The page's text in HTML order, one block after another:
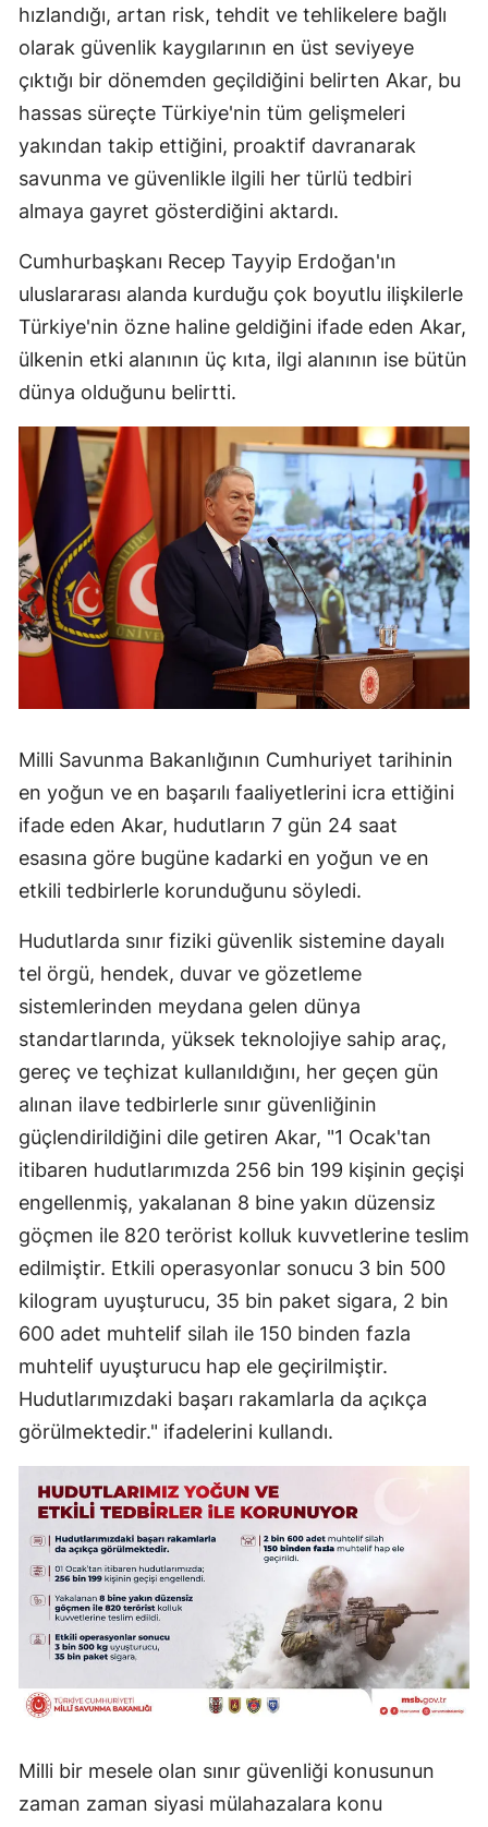
Eskişehir
Gaziantep
Giresun
Gümüşhane
Hakkari
Hatay
İstanbul
İzmir
Kars
Kastamonu
Kayseri
Kırklareli
Kırşehir
Kocaeli
Konya
Kütahya
Malatya
Manisa
Kahramanmaraş
Mardin
Muş
Nevşehir
Niğde
Ordu
Sakarya
Samsun
Sinop
Sivas
Tekirdağ
Tokat
Trabzon
Tunceli
Uşak
hızlandığı, artan risk, tehdit ve tehlikelere bağlı
olarak güvenlik kaygılarının en üst seviyeye
çıktığı bir dönemden geçildiğini belirten Akar, bu
hassas süreçte Türkiye'nin tüm gelişmeleri
yakından takip ettiğini, proaktif davranarak
savunma ve güvenlikle ilgili her türlü tedbiri
almaya gayret gösterdiğini aktardı.
Cumhurbaşkanı Recep Tayyip Erdoğan'ın
uluslararası alanda kurduğu çok boyutlu ilişkilerle
Türkiye'nin özne haline geldiğini ifade eden Akar,
ülkenin etki alanının üç kıta, ilgi alanının ise bütün
dünya olduğunu belirtti.
Milli Savunma Bakanlığının Cumhuriyet tarihinin
en yoğun ve en başarılı faaliyetlerini icra ettiğini
ifade eden Akar, hudutların 7 gün 24 saat
esasına göre bugüne kadarki en yoğun ve en
etkili tedbirlerle korunduğunu söyledi.
Hudutlarda sınır fiziki güvenlik sistemine dayalı
tel örgü, hendek, duvar ve gözetleme
sistemlerinden meydana gelen dünya
standartlarında, yüksek teknolojiye sahip araç,
gereç ve teçhizat kullanıldığını, her geçen gün
alınan ilave tedbirlerle sınır güvenliğinin
güçlendirildiğini dile getiren Akar, "1 Ocak'tan
itibaren hudutlarımızda 256 bin 199 kişinin geçişi
engellenmiş, yakalanan 8 bine yakın düzensiz
göçmen ile 820 terörist kolluk kuvvetlerine teslim
edilmiştir. Etkili operasyonlar sonucu 3 bin 500
kilogram uyuşturucu, 35 bin paket sigara, 2 bin
600 adet muhtelif silah ile 150 binden fazla
muhtelif uyuşturucu hap ele geçirilmiştir.
Hudutlarımızdaki başarı rakamlarla da açıkça
görülmektedir." ifadelerini kullandı.
Milli bir mesele olan sınır güvenliği konusunun
zaman zaman siyasi mülahazalara konu